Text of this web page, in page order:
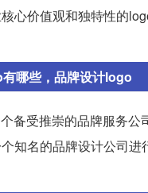
心价值观和独特性的
哪些，品牌设计logo
备受推崇的品牌服务
知名的品牌设计公司